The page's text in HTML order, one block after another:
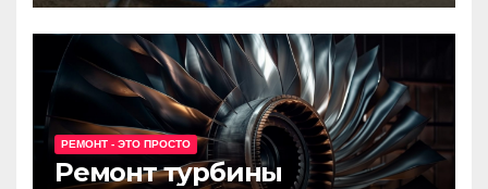
РЕМОНТ - ЭТО ПРОСТО
Ремонт турбины